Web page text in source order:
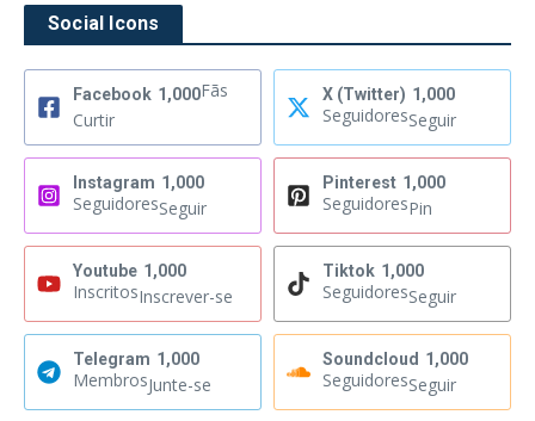
Social Icons
Facebook 1,000Fãs
Curtir
X (Twitter) 1,000
SeguidoresSeguir
Instagram 1,000
SeguidoresSeguir
Pinterest 1,000
SeguidoresPin
Youtube 1,000
InscritosInscrever-se
Tiktok 1,000
SeguidoresSeguir
Telegram 1,000
MembrosJunte-se
Soundcloud 1,000
SeguidoresSeguir